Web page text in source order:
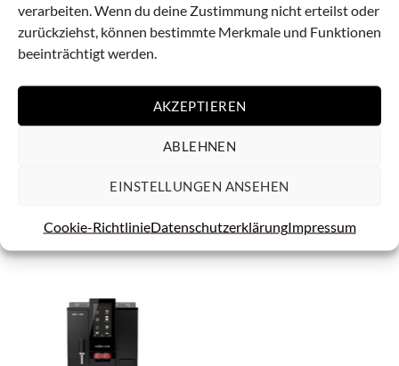
verarbeiten. Wenn du deine Zustimmung nicht erteilst oder
zurückziehst, können bestimmte Merkmale und Funktionen
beeinträchtigt werden.
AKZEPTIEREN
ABLEHNEN
EINSTELLUNGEN ANSEHEN
Cookie-RichtlinieDatenschutzerklärungImpressum
Zusätzliche Informationen
Bewertungen (0)
DAS KÖNNTE DIR AUCH GEFALLEN …